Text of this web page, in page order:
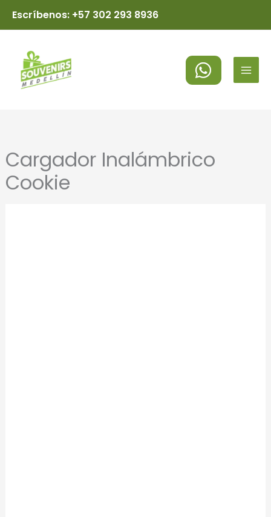
Escríbenos: +57 302 293 8936
Cargador Inalámbrico
Cookie